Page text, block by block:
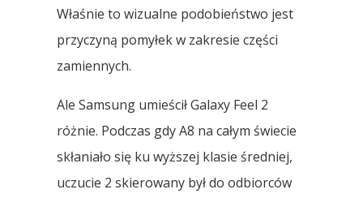
Właśnie to wizualne podobieństwo jest
przyczyną pomyłek w zakresie części
zamiennych.
Ale Samsung umieścił Galaxy Feel 2
różnie. Podczas gdy A8 na całym świecie
skłaniało się ku wyższej klasie średniej,
uczucie 2 skierowany był do odbiorców